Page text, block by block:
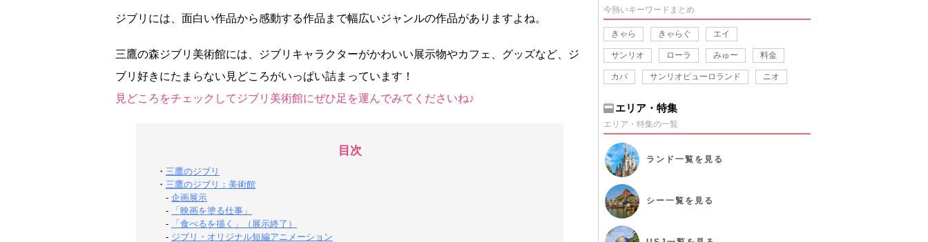
ジブリには、面白い作品から感動する作品まで幅広いジャンルの作品がありますよね。
三鷹の森ジブリ美術館には、ジブリキャラクターがかわいい展示物やカフェ、グッズなど、ジ
ブリ好きにたまらない見どころがいっぱい詰まっています！
見どころをチェックしてジブリ美術館にぜひ足を運んでみてくださいね♪
目次
・ 三鷹のジブリ
・ 三鷹のジブリ：美術館
- 企画展示
-
「映画を塗る仕事」
-
「食べるを描く」（展示終了）
- ジブリ・オリジナル短編アニメーション
今熱いキーワードまとめ
きゃら きゃらぐ エイ
サンリオ ローラ みゅー 料金
カバ サンリオピューロランド ニオ
エリア・特集
エリア・特集の一覧
ランド 一覧を見る
シー一覧を見る